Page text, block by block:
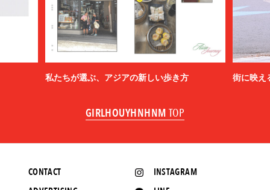
私たちが選ぶ、アジアの新しい歩き方 街に映え
GIRLHOUYHNHNM TOP
INSTAGRAM
CONTACT